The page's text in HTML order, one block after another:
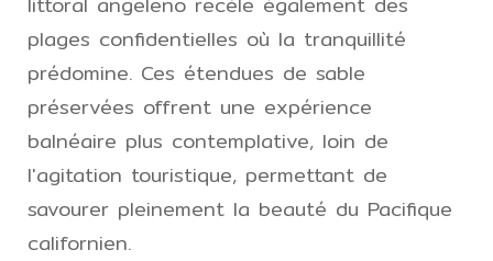
plages confidentielles où la tranquillité
prédomine. Ces étendues de sable
préservées offrent une expérience
balnéaire plus contemplative, loin de
l'agitation touristique, permettant de
savourer pleinement la beauté du Pacifique
californien.